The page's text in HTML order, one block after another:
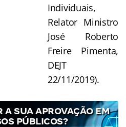
Individuais,
Relator Ministro
José Roberto
Freire Pimenta,
DEJT
22/11/2019).
A SUA APROVAÇÃO EM
PÚBLICOS?